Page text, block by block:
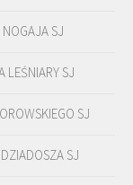
SJ
LEŚNIARY SJ
SJ
SJ